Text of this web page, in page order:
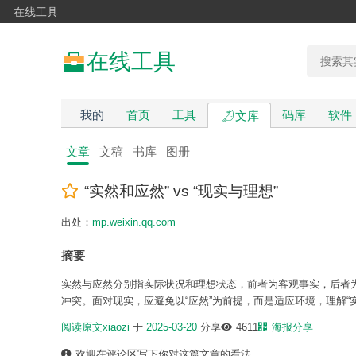
在线工具
在线工具
我的 首页 工具 文库 码库 软件
文章 文稿 书库 图册
“实然和应然” vs “现实与理想”
出处： mp.weixin.qq.com
摘要
实然与应然分别指实际状况和理想状态，前者为客观事实，后者
冲突。面对现实，应避免以“应然”为前提，而是适应环境，理解
阅读原文xiaozi 于 2025-03-20 分享 4611 海报分享